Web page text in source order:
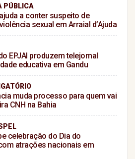
PÚBLICA
a conter suspeito de
sexual em Arraial d’Ajuda
EPJAI produzem telejornal
educativa em Gandu
muda processo para quem vai
CNH na Bahia
celebração do Dia do
atrações nacionais em